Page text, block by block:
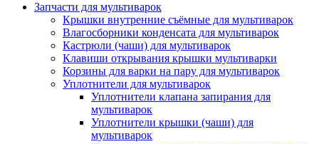
Запчасти для мультиварок
Крышки внутренние съёмные для мультиварок
Влагосборники конденсата для мультиварок
Кастрюли (чаши) для мультиварок
Клавиши открывания крышки мультиварки
Корзины для варки на пару для мультиварок
Уплотнители для мультиварок
Уплотнители клапана запирания для
мультиварок
Уплотнители крышки (чаши) для
мультиварок